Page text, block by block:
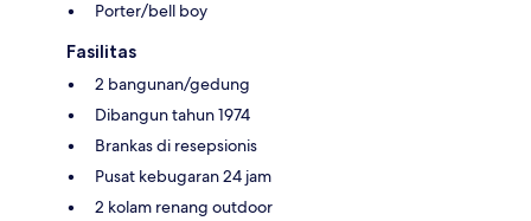
Porter/bell boy
Fasilitas
2 bangunan/gedung
Dibangun tahun 1974
Brankas di resepsionis
Pusat kebugaran 24 jam
2 kolam renang outdoor